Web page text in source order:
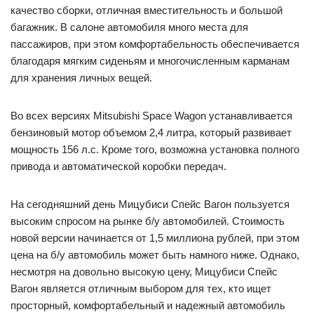
качество сборки, отличная вместительность и большой
багажник. В салоне автомобиля много места для
пассажиров, при этом комфортабельность обеспечивается
благодаря мягким сиденьям и многочисленным карманам
для хранения личных вещей.
Во всех версиях Mitsubishi Space Wagon устанавливается
бензиновый мотор объемом 2,4 литра, который развивает
мощность 156 л.с. Кроме того, возможна установка полного
привода и автоматической коробки передач.
На сегодняшний день Мицубиси Спейс Вагон пользуется
высоким спросом на рынке б/у автомобилей. Стоимость
новой версии начинается от 1,5 миллиона рублей, при этом
цена на б/у автомобиль может быть намного ниже. Однако,
несмотря на довольно высокую цену, Мицубиси Спейс
Вагон является отличным выбором для тех, кто ищет
просторный, комфортабельный и надежный автомобиль